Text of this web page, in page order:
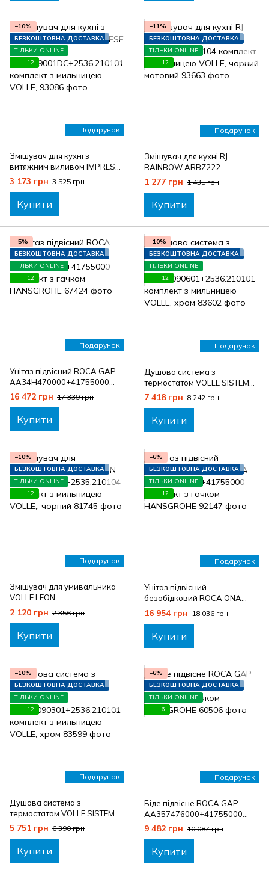
Подарунок
−10%
БЕЗКОШТОВНА ДОСТАВКА
ТІЛЬКИ ONLINE
12
Змішувач для кухні з
витяжним виливом IMPRESE
ARGO-S
Af03409001DC+2536.210101
комплект з мильницею
VOLLE,
3 173 грн 3 525 грн
Купити
Подарунок
−11%
БЕЗКОШТОВНА ДОСТАВКА
ТІЛЬКИ ONLINE
12
Змішувач для кухні RJ
RAINBOW ARBZ222-
8MB+2535.210104 комплект
з мильницею VOLLE, чорний
матовий
1 277 грн 1 435 грн
Купити
Подарунок
−5%
БЕЗКОШТОВНА ДОСТАВКА
ТІЛЬКИ ONLINE
12
Унітаз підвісний ROCA GAP
AA34H470000+41755000
комплект з гачком
HANSGROHE
16 472 грн 17 339 грн
Купити
Подарунок
−10%
БЕЗКОШТОВНА ДОСТАВКА
ТІЛЬКИ ONLINE
12
Душова система з
термостатом VOLLE SISTEMA
A1580.090601+2536.210101
комплект з мильницею
VOLLE, хром
7 418 грн 8 242 грн
Купити
Подарунок
−10%
БЕЗКОШТОВНА ДОСТАВКА
ТІЛЬКИ ONLINE
12
Змішувач для умивальника
VOLLE LEON
A1511.010104+2535.210104
комплект з мильницею
VOLLE,, чорний
2 120 грн 2 356 грн
Купити
Подарунок
−6%
БЕЗКОШТОВНА ДОСТАВКА
ТІЛЬКИ ONLINE
12
Унітаз підвісний
безобідковий ROCA ONA
AA34H688000+41755000
комплект з гачком
HANSGROHE
16 954 грн 18 036 грн
Купити
Подарунок
−10%
БЕЗКОШТОВНА ДОСТАВКА
ТІЛЬКИ ONLINE
12
Душова система з
термостатом VOLLE SISTEMA
A1580.090301+2536.210101
комплект з мильницею
VOLLE, хром
5 751 грн 6 390 грн
Купити
Подарунок
−6%
БЕЗКОШТОВНА ДОСТАВКА
ТІЛЬКИ ONLINE
6
Біде підвісне ROCA GAP
AA357476000+41755000
комплект з гачком
HANSGROHE
9 482 грн 10 087 грн
Купити